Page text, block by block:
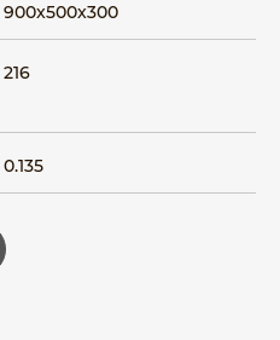
900x500x300
216
0.135